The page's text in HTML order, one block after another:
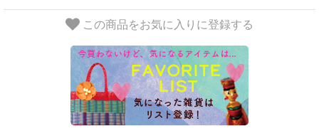
この商品をお気に入りに登録する